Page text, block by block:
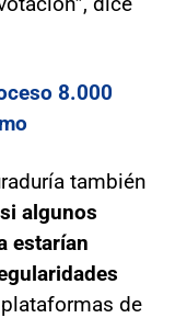
8.000
también
algunos
estarían
de